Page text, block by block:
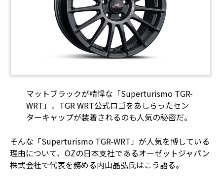
マットブラックが精悍な「Superturismo TGR-
WRT」。TGR WRT公式ロゴをあしらったセン
ターキャップが装着されるのも人気の秘密だ。
そんな「Superturismo TGR-WRT」が人気を博している
理由について、OZの日本支社であるオーゼットジャパン
株式会社で代表を務める内⼭晶弘氏はこう語る。